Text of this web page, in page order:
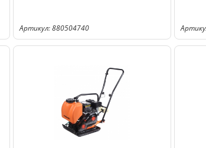
Артикул: 880504740